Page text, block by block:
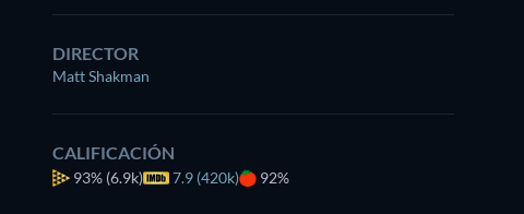
DIRECTOR
Matt Shakman
CALIFICACIÓN
93% (6.9k) 7.9 (420k) 92%